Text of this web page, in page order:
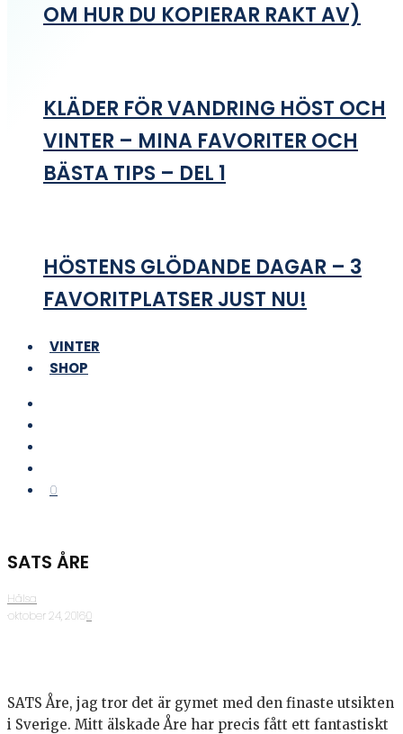
OM HUR DU KOPIERAR RAKT AV)
KLÄDER FÖR VANDRING HÖST OCH
VINTER – MINA FAVORITER OCH
BÄSTA TIPS – DEL 1
HÖSTENS GLÖDANDE DAGAR – 3
FAVORITPLATSER JUST NU!
VINTER
SHOP
0
SATS ÅRE
Hälsa
·oktober 24, 2016·0
SATS Åre, jag tror det är gymet med den finaste utsikten
i Sverige. Mitt älskade Åre har precis fått ett fantastiskt